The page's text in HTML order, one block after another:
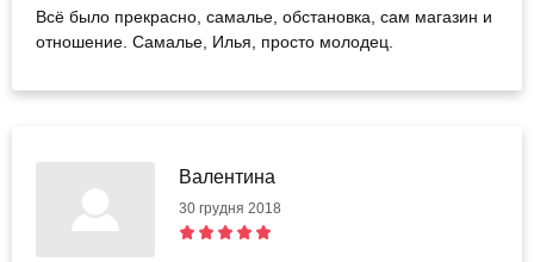
Всё было прекрасно, самалье, обстановка, сам магазин и
отношение. Самалье, Илья, просто молодец.
Валентина
30 грудня 2018